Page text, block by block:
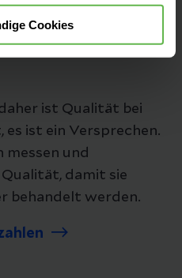
Cookies
ist Qualität bei
ist ein Versprechen.
messen und
damit sie
behandelt werden.